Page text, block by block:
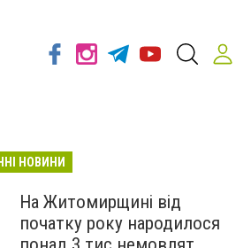
НОВИНИ
На Житомирщині від
початку року народилося